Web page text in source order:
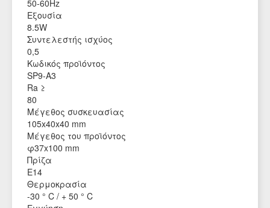
50-60Hz
Εξουσία
8.5W
Συντελεστής ισχύος
0,5
Κωδικός προϊόντος
SP9-A3
Ra ≥
80
Μέγεθος συσκευασίας
105x40x40 mm
Μέγεθος του προϊόντος
φ37x100 mm
Πρίζα
Ε14
Θερμοκρασία
-30 ° C / + 50 ° C